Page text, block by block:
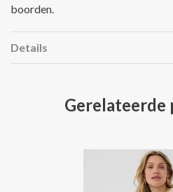
boorden.
Details
Gerelateerde